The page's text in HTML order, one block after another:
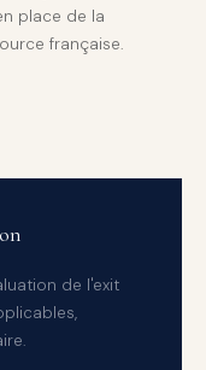
place de la
française.
de l'exit